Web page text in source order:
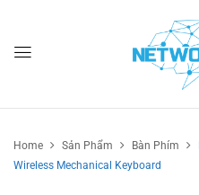
Home Sản Phẩm Bàn Phím
Wireless Mechanical Keyboard